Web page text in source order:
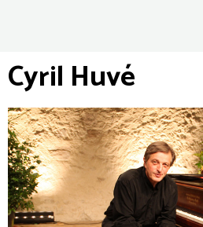
Cyril Huvé